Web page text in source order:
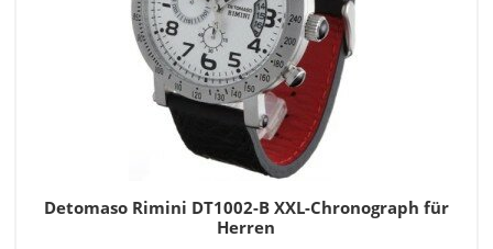
Detomaso Rimini DT1002-B XXL-Chronograph für
Herren